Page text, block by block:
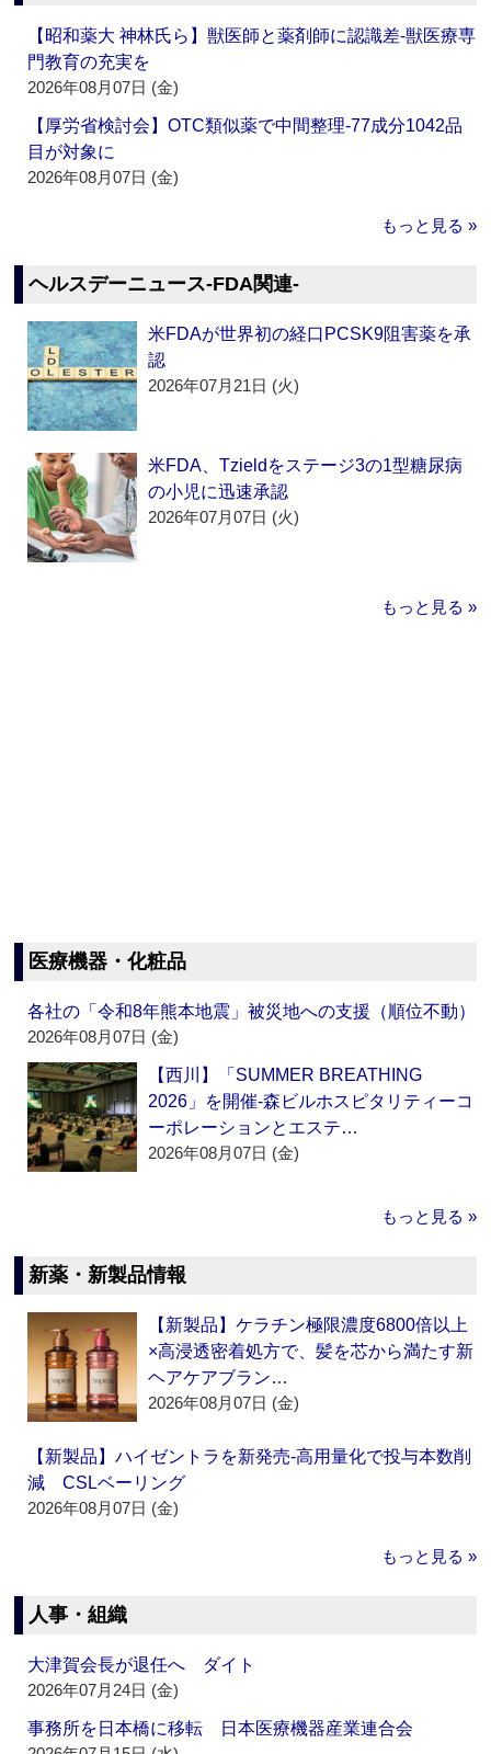
【昭和薬大 神林氏ら】獣医師と薬剤師に認識差‐獣医療専
門教育の充実を
2026年08月07日 (金)
【厚労省検討会】OTC類似薬で中間整理‐77成分1042品
目が対象に
2026年08月07日 (金)
もっと見る »
ヘルスデーニュース‐FDA関連‐
米FDAが世界初の経口PCSK9阻害薬を承
認
2026年07月21日 (火)
米FDA、Tzieldをステージ3の1型糖尿病
の小児に迅速承認
2026年07月07日 (火)
もっと見る »
医療機器・化粧品
各社の「令和8年熊本地震」被災地への支援（順位不動）
2026年08月07日 (金)
【西川】「SUMMER BREATHING
2026」を開催‐森ビルホスピタリティーコ
ーポレーションとエステ…
2026年08月07日 (金)
もっと見る »
新薬・新製品情報
【新製品】ケラチン極限濃度6800倍以上
×高浸透密着処方で、髪を芯から満たす新
ヘアケアブラン…
2026年08月07日 (金)
【新製品】ハイゼントラを新発売‐高用量化で投与本数削
減 CSLベーリング
2026年08月07日 (金)
もっと見る »
人事・組織
大津賀会長が退任へ ダイト
2026年07月24日 (金)
事務所を日本橋に移転 日本医療機器産業連合会